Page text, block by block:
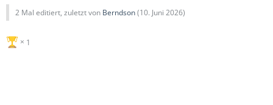
2 Mal editiert, zuletzt von Berndson(10. Juni 2026)
1